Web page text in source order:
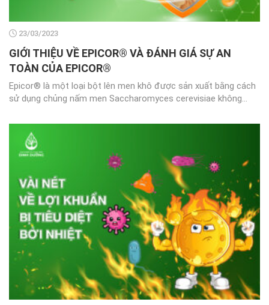
23/03/2023
GIỚI THIỆU VỀ EPICOR® VÀ ĐÁNH GIÁ SỰ AN
TOÀN CỦA EPICOR®
Epicor® là một loại bột lên men khô được sản xuất bằng cách
sử dụng chủng nấm men Saccharomyces cerevisiae không...